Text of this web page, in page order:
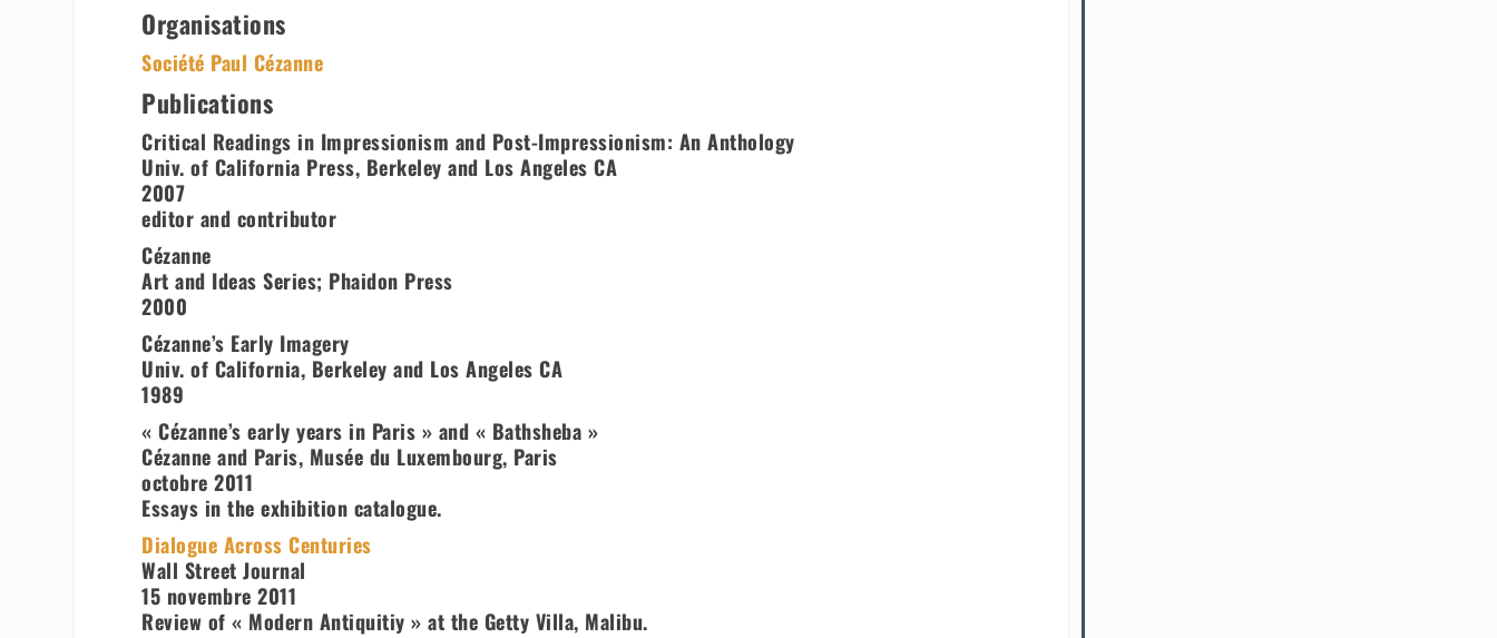
Organisations
Société Paul Cézanne
Publications
Critical Readings in Impressionism and Post-Impressionism: An Anthology
Univ. of California Press, Berkeley and Los Angeles CA
2007
editor and contributor
Cézanne
Art and Ideas Series; Phaidon Press
2000
Cézanne’s Early Imagery
Univ. of California, Berkeley and Los Angeles CA
1989
« Cézanne’s early years in Paris » and « Bathsheba »
Cézanne and Paris, Musée du Luxembourg, Paris
octobre 2011
Essays in the exhibition catalogue.
Dialogue Across Centuries
Wall Street Journal
15 novembre 2011
Review of « Modern Antiquitiy » at the Getty Villa, Malibu.